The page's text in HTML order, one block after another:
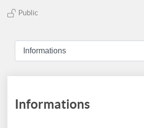
Public
Informations